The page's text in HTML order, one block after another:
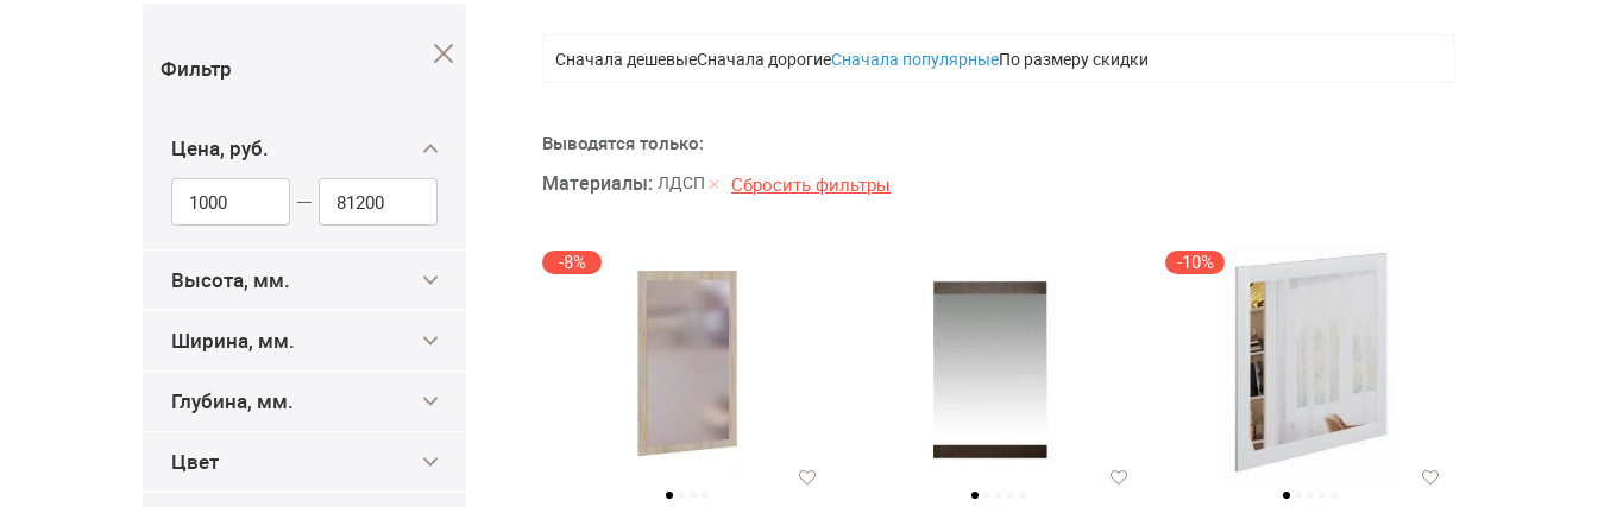
Сначала дешевыеСначала дорогиеСначала популярныеПо размеру скидки
Выводятся только:
Материалы: ЛДСП Сбросить фильтры
-8% -10%
Фильтр
Цена, руб.
Высота, мм.
Ширина, мм.
Глубина, мм.
Цвет